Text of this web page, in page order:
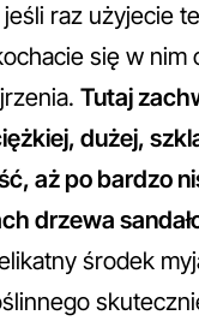
raz użyjecie
się w nim
Tutaj
dużej,
aż po bardzo
drzewa
środek